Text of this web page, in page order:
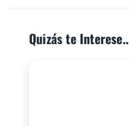
Quizás te Interese..